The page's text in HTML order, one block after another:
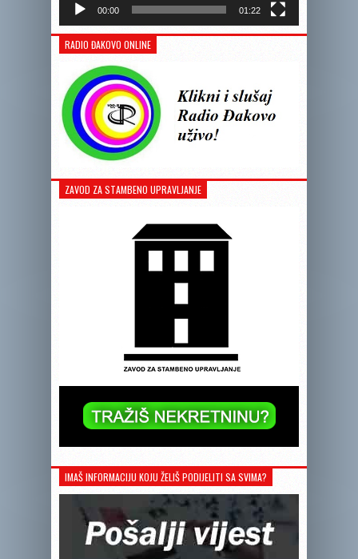
00:00 01:22
RADIO ĐAKOVO ONLINE
ZAVOD ZA STAMBENO UPRAVLJANJE
IMAŠ INFORMACIJU KOJU ŽELIŠ PODIJELITI SA SVIMA?